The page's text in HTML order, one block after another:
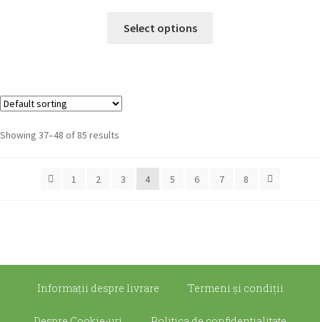
Select options
Showing 37–48 of 85 results
1 2 3 4 5 6 7 8
Informații despre livrare Termeni şi condiţii